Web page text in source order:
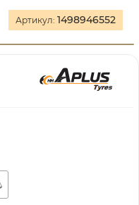
Артикул: 1498946552